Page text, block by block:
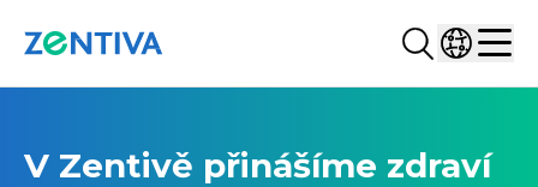
Vyhledat...
Vyberte
V Zentivě přinášíme zdraví